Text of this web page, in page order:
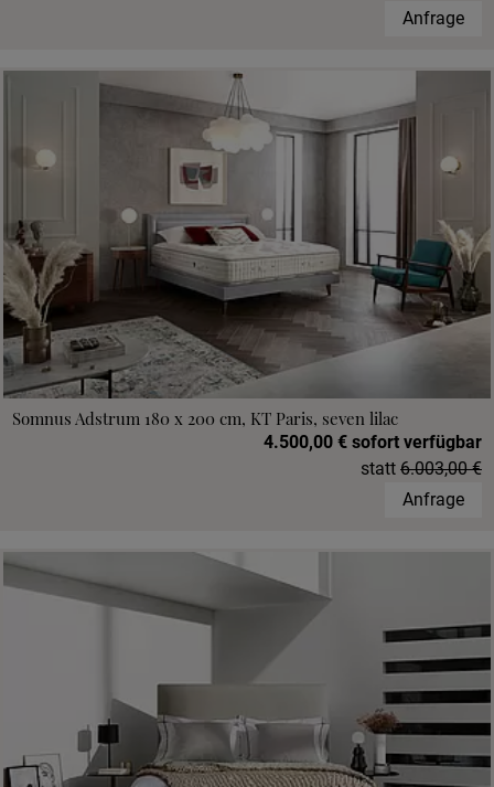
Anfrage
Somnus Adstrum 180 x 200 cm, KT Paris, seven lilac
4.500,00 € sofort verfügbar
statt 6.003,00 €
Anfrage